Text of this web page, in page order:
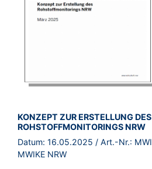
BROSCHÜRE:
KONZEPT ZUR ERSTELLUNG DES
ROHSTOFFMONITORINGS NRW
Datum: 16.05.2025 / Art.-Nr.:
MWIKE NRW